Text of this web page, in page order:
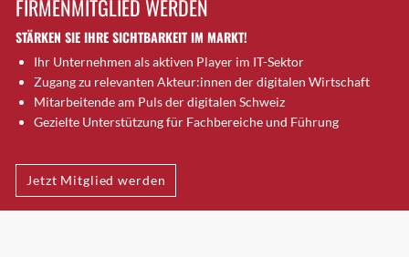
Brugg AG
Brütten
Bubendorf
Bubikon
Buchs (SG)
Bäretswil
Bülach
Cazis
FIRMENMITGLIED WERDEN
STÄRKEN SIE IHRE SICHTBARKEIT IM MARKT!
Ihr Unternehmen als aktiven Player im IT-Sektor
Zugang zu relevanten Akteur:innen der digitalen Wirtschaft
Mitarbeitende am Puls der digitalen Schweiz
Gezielte Unterstützung für Fachbereiche und Führung
Jetzt Mitglied werden